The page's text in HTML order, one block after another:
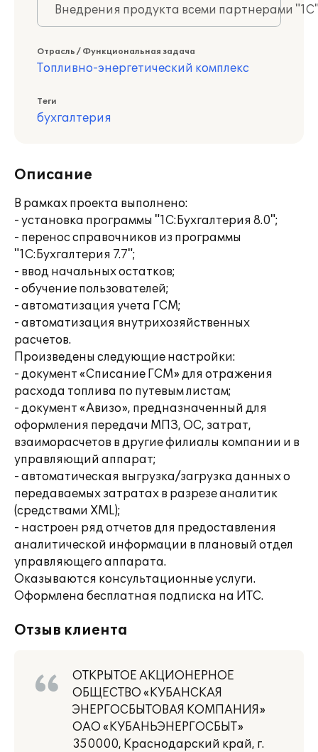
Внедрения продукта всеми партнерами
Отрасль / Функциональная задача
Топливно-энергетический комплекс
Теги
бухгалтерия
Описание
В рамках проекта выполнено:
- установка программы "1С:Бухгалтерия 8.0";
- перенос справочников из программы
"1С:Бухгалтерия 7.7";
- ввод начальных остатков;
- обучение пользователей;
- автоматизация учета ГСМ;
- автоматизация внутрихозяйственных
расчетов.
Произведены следующие настройки:
- документ «Списание ГСМ» для отражения
расхода топлива по путевым листам;
- документ «Авизо», предназначенный для
оформления передачи МПЗ, ОС, затрат,
взаиморасчетов в другие филиалы компании и в
управляющий аппарат;
- автоматическая выгрузка/загрузка данных о
передаваемых затратах в разрезе аналитик
(средствами XML);
- настроен ряд отчетов для предоставления
аналитической информации в плановый отдел
управляющего аппарата.
Оказываются консультационные услуги.
Оформлена бесплатная подписка на ИТС.
Отзыв клиента
ОТКРЫТОЕ АКЦИОНЕРНОЕ
ОБЩЕСТВО «КУБАНСКАЯ
ЭНЕРГОСБЫТОВАЯ КОМПАНИЯ»
ОАО «КУБАНЬЭНЕРГОСБЫТ»
350000, Краснодарский край, г.